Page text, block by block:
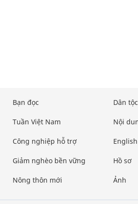
Bạn đọc
Tuần Việt Nam
Công nghiệp hỗ trợ
Giảm nghèo bền vững
Nông thôn mới
Dân
Nội
English
Hồ sơ
Ảnh